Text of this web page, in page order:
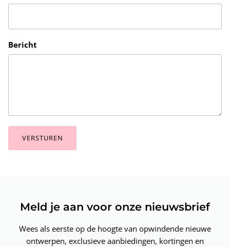
Bericht
VERSTUREN
Meld je aan voor onze nieuwsbrief
Wees als eerste op de hoogte van opwindende nieuwe
ontwerpen, exclusieve aanbiedingen, kortingen en